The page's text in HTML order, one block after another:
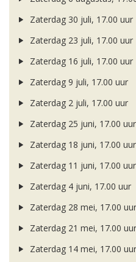
Zaterdag 30 juli, 17.00 uur
Zaterdag 23 juli, 17.00 uur
Zaterdag 16 juli, 17.00 uur
Zaterdag 9 juli, 17.00 uur
Zaterdag 2 juli, 17.00 uur
Zaterdag 25 juni, 17.00 uur
Zaterdag 18 juni, 17.00 uur
Zaterdag 11 juni, 17.00 uur
Zaterdag 4 juni, 17.00 uur
Zaterdag 28 mei, 17.00 uur
Zaterdag 21 mei, 17.00 uur
Zaterdag 14 mei, 17.00 uur